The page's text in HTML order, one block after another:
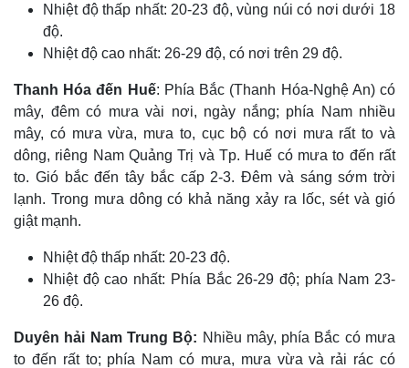
Nhiệt độ thấp nhất: 20-23 độ, vùng núi có nơi dưới 18
độ.
Nhiệt độ cao nhất: 26-29 độ, có nơi trên 29 độ.
Thanh Hóa đến Huế: Phía Bắc (Thanh Hóa-Nghệ An) có
mây, đêm có mưa vài nơi, ngày nắng; phía Nam nhiều
mây, có mưa vừa, mưa to, cục bộ có nơi mưa rất to và
dông, riêng Nam Quảng Trị và Tp. Huế có mưa to đến rất
to. Gió bắc đến tây bắc cấp 2-3. Đêm và sáng sớm trời
lạnh. Trong mưa dông có khả năng xảy ra lốc, sét và gió
giật mạnh.
Nhiệt độ thấp nhất: 20-23 độ.
Nhiệt độ cao nhất: Phía Bắc 26-29 độ; phía Nam 23-
26 độ.
Duyên hải Nam Trung Bộ: Nhiều mây, phía Bắc có mưa
to đến rất to; phía Nam có mưa, mưa vừa và rải rác có